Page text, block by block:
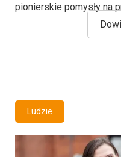
pionierskie pomysły na
Ludzie